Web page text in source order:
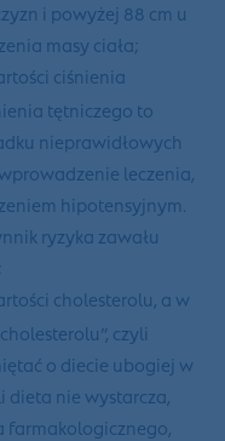
i powyżej 88 cm u
masy ciała;
ciśnienia
tętniczego to
nieprawidłowych
leczenia,
hipotensyjnym.
ryzyka zawału
cholesterolu, a w
czyli
o diecie ubogiej w
dieta nie wystarcza,
farmakologicznego,